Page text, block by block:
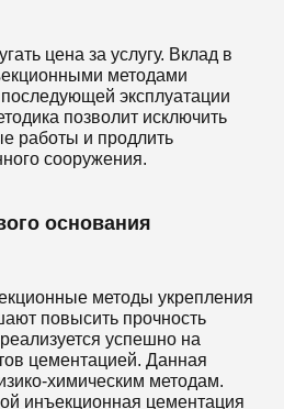
цена за услугу. Вклад в
методами
эксплуатации
позволит исключить
работы и продлить
сооружения.
основания
методы укрепления
повысить прочность
успешно на
цементацией. Данная
химическим методам.
инъекционная цементация